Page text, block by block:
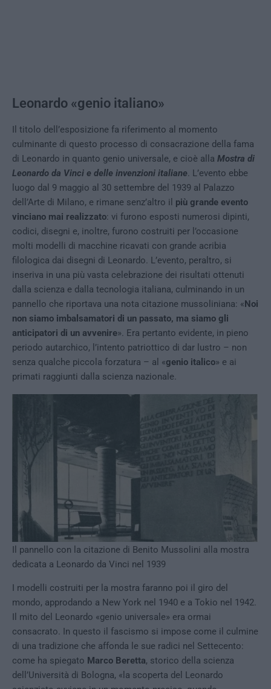
Leonardo «genio italiano»
Il titolo dell’esposizione fa riferimento al momento
culminante di questo processo di consacrazione della fama
di Leonardo in quanto genio universale, e cioè alla Mostra di
Leonardo da Vinci e delle invenzioni italiane . L’evento ebbe
luogo dal 9 maggio al 30 settembre del 1939 al Palazzo
dell’Arte di Milano, e rimane senz’altro il più grande evento
vinciano mai realizzato: vi furono esposti numerosi dipinti,
codici, disegni e, inoltre, furono costruiti per l’occasione
molti modelli di macchine ricavati con grande acribia
filologica dai disegni di Leonardo. L’evento, peraltro, si
inseriva in una più vasta celebrazione dei risultati ottenuti
dalla scienza e dalla tecnologia italiana, culminando in un
pannello che riportava una nota citazione mussoliniana: «Noi
non siamo imbalsamatori di un passato, ma siamo gli
anticipatori di un avvenire». Era pertanto evidente, in pieno
periodo autarchico, l’intento patriottico di dar lustro – non
senza qualche piccola forzatura – al «genio italico» e ai
primati raggiunti dalla scienza nazionale.
Il pannello con la citazione di Benito Mussolini alla mostra
dedicata a Leonardo da Vinci nel 1939
I modelli costruiti per la mostra faranno poi il giro del
mondo, approdando a New York nel 1940 e a Tokio nel 1942.
Il mito del Leonardo «genio universale» era ormai
consacrato. In questo il fascismo si impose come il culmine
di una tradizione che affonda le sue radici nel Settecento:
come ha spiegato Marco Beretta, storico della scienza
dell’Università di Bologna, «la scoperta del Leonardo